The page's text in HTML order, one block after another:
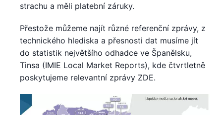
strachu a měli platební záruky.
Přestože můžeme najít různé referenční zprávy, z
technického hlediska a přesnosti dat musíme jít
do statistik největšího odhadce ve Španělsku,
Tinsa (IMIE Local Market Reports), kde čtvrtletně
poskytujeme relevantní zprávy ZDE.